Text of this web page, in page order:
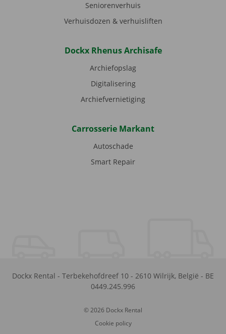
Seniorenverhuis
Verhuisdozen & verhuisliften
Dockx Rhenus Archisafe
Archiefopslag
Digitalisering
Archiefvernietiging
Carrosserie Markant
Autoschade
Smart Repair
Dockx Rental - Terbekehofdreef 10 - 2610 Wilrijk, België - BE
0449.245.996
© 2026 Dockx Rental
Cookie policy